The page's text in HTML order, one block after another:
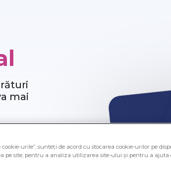
mai
Prime
opiniile.
pe
urile”, sunteți de acord cu stocarea cookie-urilor pe
pe site, pentru a analiza utilizarea site-ului și pentru a ajuta